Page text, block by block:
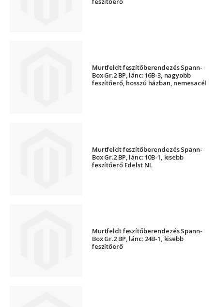
Murtfeldt feszítőberendezés Spann-
Box Gr.2 BP, lánc: 16B-3, nagyobb
feszítőerő, hosszú házban, nemesacél
Murtfeldt feszítőberendezés Spann-
Box Gr.2 BP, lánc: 10B-1, kisebb
feszítőerő Edelst NL
Murtfeldt feszítőberendezés Spann-
Box Gr.2 BP, lánc: 24B-1, kisebb
feszítőerő